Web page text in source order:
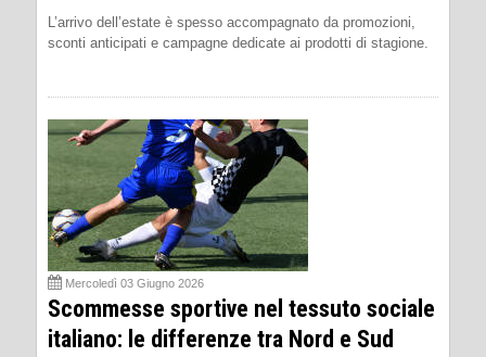
L’arrivo dell’estate è spesso accompagnato da promozioni,
sconti anticipati e campagne dedicate ai prodotti di stagione.
Mercoledì 03 Giugno 2026
Scommesse sportive nel tessuto sociale
italiano: le differenze tra Nord e Sud